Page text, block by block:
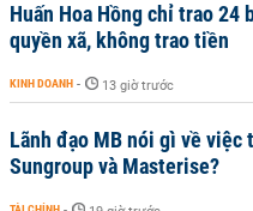
Huấn Hoa Hồng chỉ trao 24
quyền xã, không trao tiền
KINH DOANH - 13 giờ trước
Lãnh đạo MB nói gì về
Sungroup và Masterise?